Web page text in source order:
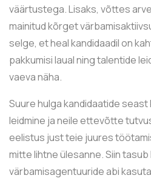
väärtustega. Lisaks, võttes
mainitud kõrget
selge, et heal kandidaadil on
pakkumisi laual ning talentide
vaeva näha.
Suure hulga kandidaatide
leidmine ja neile ettevõtte
eelistus just teie juures
mitte lihtne ülesanne. Siin tasub
värbamisagentuuride abi